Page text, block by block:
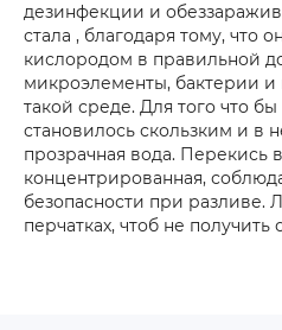
дезинфекции и
стала , благодаря тому, что
кислородом в правильной
микроэлементы, бактерии
такой среде. Для того что
становилось скользким и в
прозрачная вода. Перекись
концентрированная,
безопасности при разливе.
перчатках, чтоб не получить